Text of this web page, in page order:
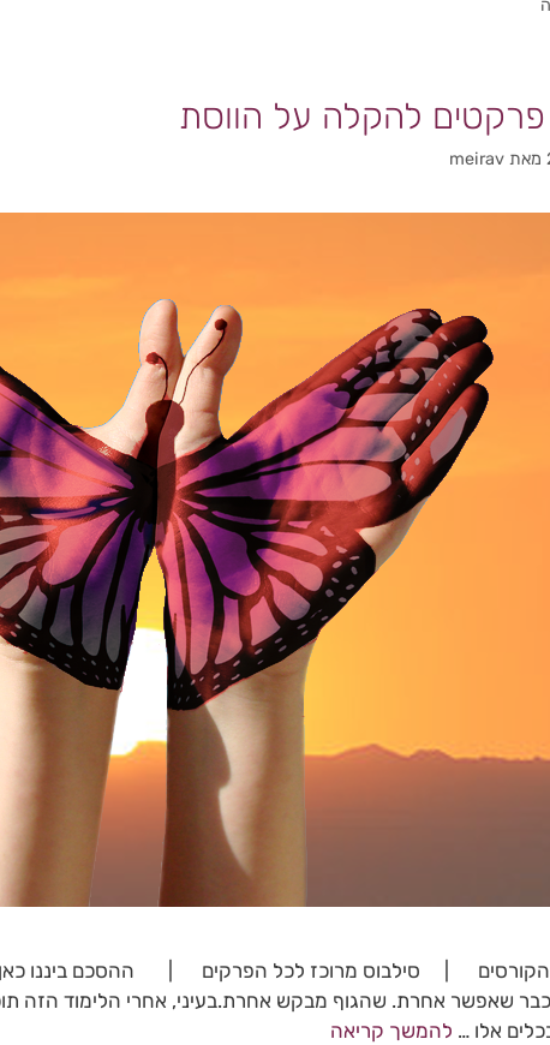
מאת meirav
| סילבוס מרוכז לכל הפרקים | ההסכם ביננו כאן
כבר שאפשר אחרת. שהגוף מבקש אחרת.בעיני, אחרי הלימוד הזה
אלו … להמשך קריאה